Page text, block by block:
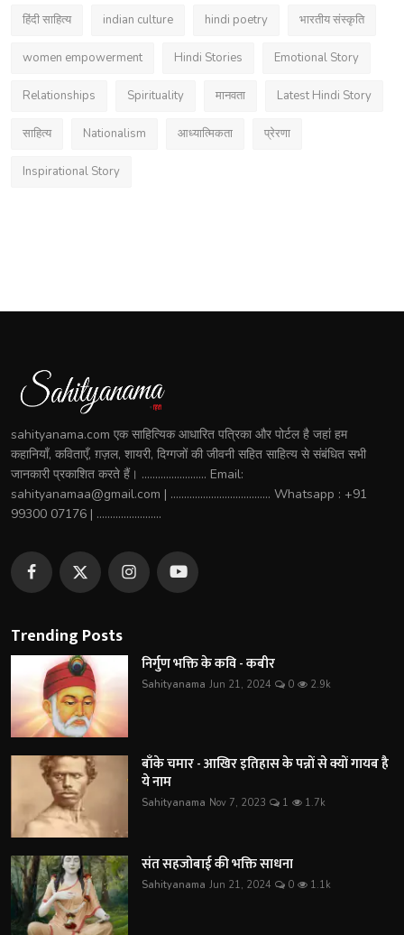
हिंदी साहित्य indian culture hindi poetry भारतीय संस्कृति
women empowerment Hindi Stories Emotional Story
Relationships Spirituality मानवता Latest Hindi Story
साहित्य Nationalism आध्यात्मिकता प्रेरणा
Inspirational Story
sahityanama.com एक साहित्यिक आधारित पत्रिका और पोर्टल है जहां हम
कहानियाँ, कविताएँ, ग़ज़ल, शायरी, दिग्गजों की जीवनी सहित साहित्य से संबंधित सभी
जानकारी प्रकाशित करते हैं। ........................ Email:
sahityanamaa@gmail.com | ..................................... Whatsapp : +91
99300 07176 | ........................
Trending Posts
निर्गुण भक्ति के कवि - कबीर
Sahityanama Jun 21, 2024 0 2.9k
बाँके चमार - आखिर इतिहास के पन्नों से क्यों गायब है
ये नाम
Sahityanama Nov 7, 2023 1 1.7k
संत सहजोबाई की भक्ति साधना
Sahityanama Jun 21, 2024 0 1.1k